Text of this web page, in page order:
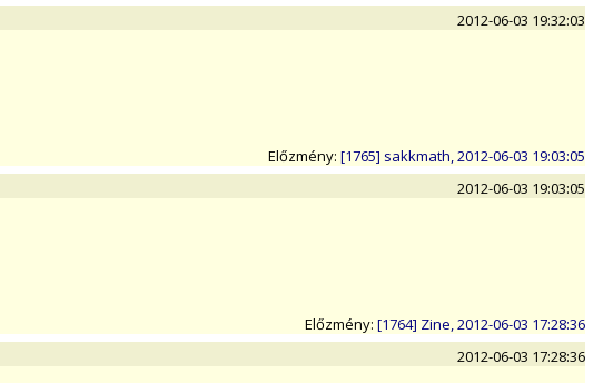
2012-06-03 19:32:03
Előzmény: [1765] sakkmath, 2012-06-03 19:03:05
2012-06-03 19:03:05
Előzmény: [1764] Zine, 2012-06-03 17:28:36
2012-06-03 17:28:36